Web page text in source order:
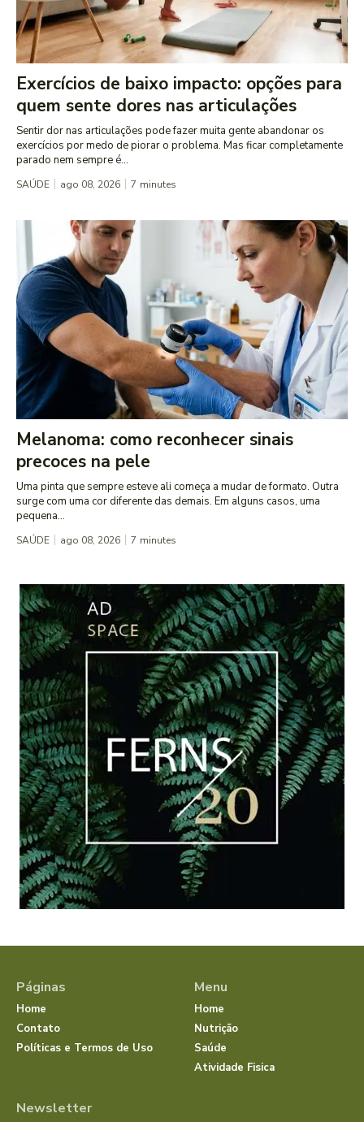
Exercícios de baixo impacto: opções para
quem sente dores nas articulações
Sentir dor nas articulações pode fazer muita gente abandonar os
exercícios por medo de piorar o problema. Mas ficar completamente
parado nem sempre é...
SAÚDE ago 08, 2026 7 minutes
Melanoma: como reconhecer sinais
precoces na pele
Uma pinta que sempre esteve ali começa a mudar de formato. Outra
surge com uma cor diferente das demais. Em alguns casos, uma
pequena...
SAÚDE ago 08, 2026 7 minutes
Páginas
Home
Contato
Políticas e Termos de Uso
Menu
Home
Nutrição
Saúde
Atividade Fisica
Newsletter